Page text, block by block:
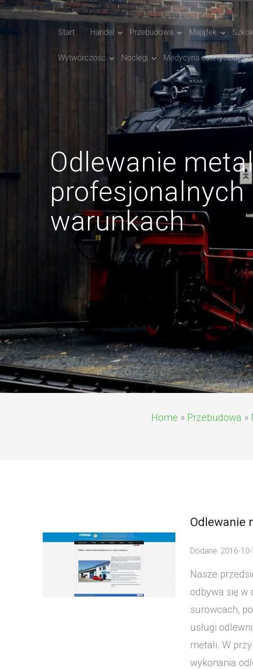
Start Handel Przebudowa Majątek
Wytwórczość Noclegi Medycyna estetyczna
Odlewanie
profesjonalnych
warunkach
Home » Przebudowa »
Odlewanie
Dodane: 2016-
Nasze
odbywa się w
surowcach,
usługi
metali. W
wykonania